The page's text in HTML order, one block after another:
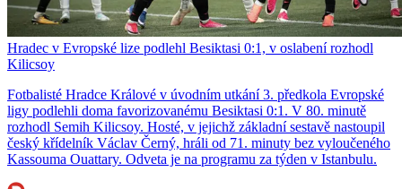
Hradec v Evropské lize podlehl Besiktasi 0:1, v oslabení rozhodl
Kilicsoy
Fotbalisté Hradce Králové v úvodním utkání 3. předkola Evropské
ligy podlehli doma favorizovanému Besiktasi 0:1. V 80. minutě
rozhodl Semih Kilicsoy. Hosté, v jejichž základní sestavě nastoupil
český křídelník Václav Černý, hráli od 71. minuty bez vyloučeného
Kassouma Ouattary. Odveta je na programu za týden v Istanbulu.